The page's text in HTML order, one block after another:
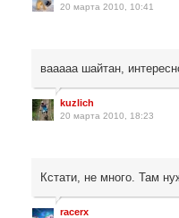
20 марта 2010, 10:41
вааааа шайтан,
kuzlich
20 марта 2010, 18:23
Кстати, не много. Там
racerx